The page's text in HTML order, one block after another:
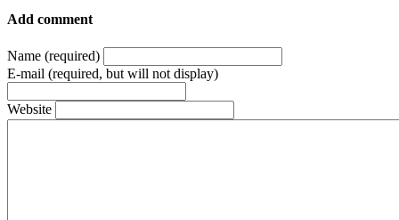
Add comment
Name (required)
E-mail (required, but will not display)
Website